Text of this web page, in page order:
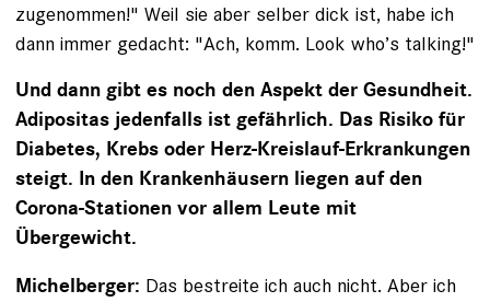
zugenommen!" Weil sie aber selber dick ist, habe ich
dann immer gedacht: "Ach, komm. Look who’s talking!"
Und dann gibt es noch den Aspekt der Gesundheit.
Adipositas jedenfalls ist gefährlich. Das Risiko für
Diabetes, Krebs oder Herz-Kreislauf-Erkrankungen
steigt. In den Krankenhäusern liegen auf den
Corona-Stationen vor allem Leute mit
Übergewicht.
Michelberger: Das bestreite ich auch nicht. Aber ich